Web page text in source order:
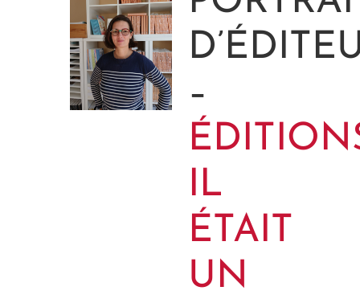
–
IL
ÉTAIT
UN